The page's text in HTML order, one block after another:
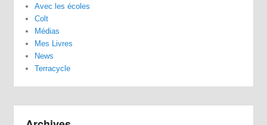
Avec les écoles
Colt
Médias
Mes Livres
News
Terracycle